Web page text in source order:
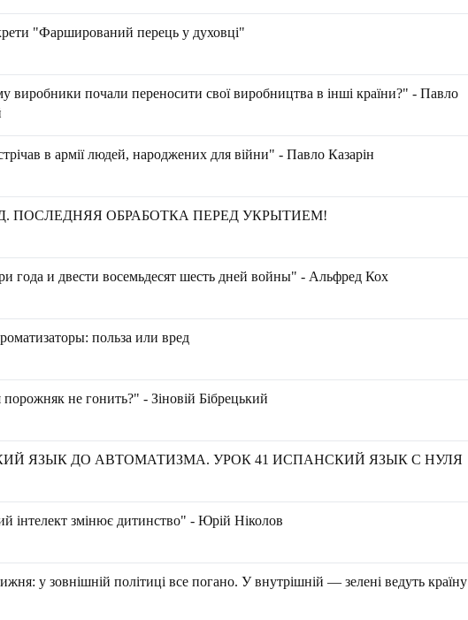
"Фарширований перець у духовці"
виробники почали переносити свої виробництва в інші країни?" - Павло
в армії людей, народжених для війни" - Павло Казарін
ПОСЛЕДНЯЯ ОБРАБОТКА ПЕРЕД УКРЫТИЕМ!
года и двести восемьдесят шесть дней войны" - Альфред Кох
польза или вред
не гонить?" - Зіновій Бібрецький
ЯЗЫК ДО АВТОМАТИЗМА. УРОК 41 ИСПАНСКИЙ ЯЗЫК С НУЛЯ
інтелект змінює дитинство" - Юрій Ніколов
у зовнішній політиці все погано. У внутрішній — зелені ведуть країну